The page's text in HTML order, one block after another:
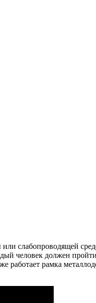
слабопроводящей
человек должен
работает рамка